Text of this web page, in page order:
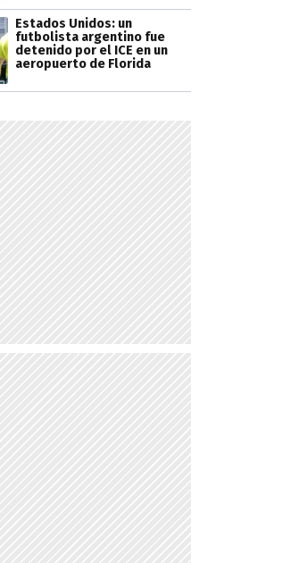
Estados Unidos: un
futbolista argentino fue
detenido por el ICE en un
aeropuerto de Florida